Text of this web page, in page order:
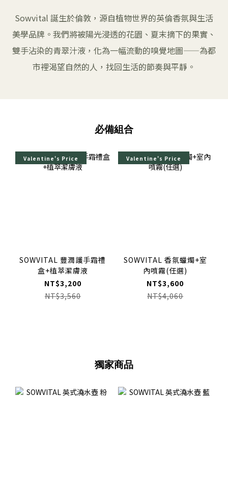
Sowvital 誕生於倫敦，源自植物世界的英倫香氛與生活
美學品牌。我們將被陽光浸透的花園、夏末摘下的果實、
雙手沾染的青翠汁液，化為一幅流動的嗅覺地圖——為都
市裡渴望自然的人，找回生活的節奏與平靜。
必備組合
Valentine's Price
SOWVITAL 豐潤護手霜禮
盒+植萃潔膚液
NT$3,200
NT$3,560
Valentine's Price
SOWVITAL 香氛蠟燭+室
內噴霧(任選)
NT$3,600
NT$4,060
獨家商品